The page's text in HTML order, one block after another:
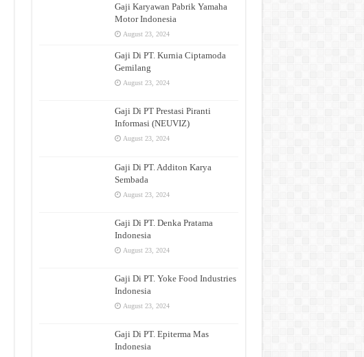
Gaji Karyawan Pabrik Yamaha
Motor Indonesia
August 23, 2024
Gaji Di PT. Kurnia Ciptamoda
Gemilang
August 23, 2024
Gaji Di PT Prestasi Piranti
Informasi (NEUVIZ)
August 23, 2024
Gaji Di PT. Additon Karya
Sembada
August 23, 2024
Gaji Di PT. Denka Pratama
Indonesia
August 23, 2024
Gaji Di PT. Yoke Food Industries
Indonesia
August 23, 2024
Gaji Di PT. Epiterma Mas
Indonesia